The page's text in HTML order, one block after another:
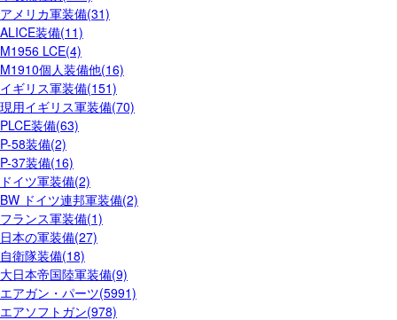
アメリカ軍装備(31)
ALICE装備(11)
M1956 LCE(4)
M1910個人装備他(16)
イギリス軍装備(151)
現用イギリス軍装備(70)
PLCE装備(63)
P-58装備(2)
P-37装備(16)
ドイツ軍装備(2)
BW ドイツ連邦軍装備(2)
フランス軍装備(1)
日本の軍装備(27)
自衛隊装備(18)
大日本帝国陸軍装備(9)
エアガン・パーツ(5991)
エアソフトガン(978)